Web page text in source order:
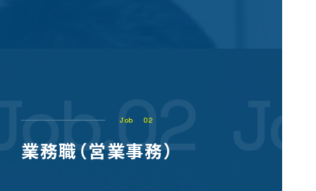
Job 02
業務職（営業事務）